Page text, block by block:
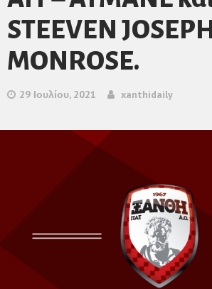
SΤEEVEN
MONROSE.
29 Ιουλίου, 2021 xanthidaily